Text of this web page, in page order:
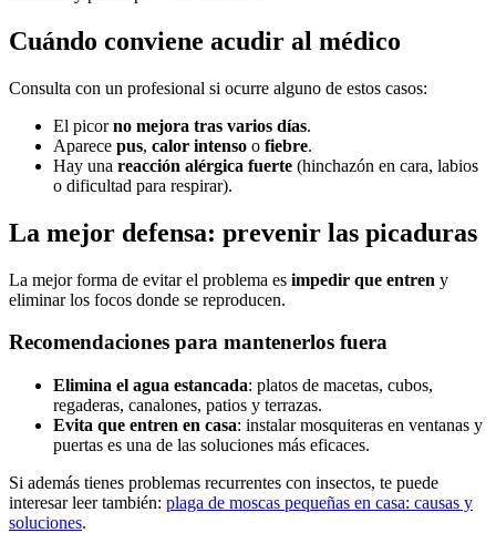
Cuándo conviene acudir al médico
Consulta con un profesional si ocurre alguno de estos casos:
El picorno mejora tras varios días.
Aparece pus, calor intenso o fiebre.
Hay una reacción alérgica fuerte (hinchazón en cara, labios
o dificultad para respirar).
La mejor defensa: prevenir las picaduras
La mejor forma de evitar el problema es impedir que entren y
eliminar los focos donde se reproducen.
Recomendaciones para mantenerlos fuera
Elimina el agua estancada: platos de macetas, cubos,
regaderas, canalones, patios y terrazas.
Evita que entren en casa: instalar mosquiteras en ventanas y
puertas es una de las soluciones más eficaces.
Si además tienes problemas recurrentes con insectos, te puede
interesar leer también: plaga de moscas pequeñas en casa: causas y
soluciones.